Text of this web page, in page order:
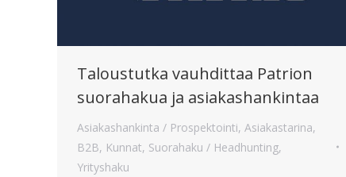
Taloustutka vauhdittaa Patrion
suorahakua ja asiakashankintaa
Asiakashankinta / Prospektointi, Asiakastarina,
B2B, Kunnat, Suorahaku / Headhunting,
Yrityshaku